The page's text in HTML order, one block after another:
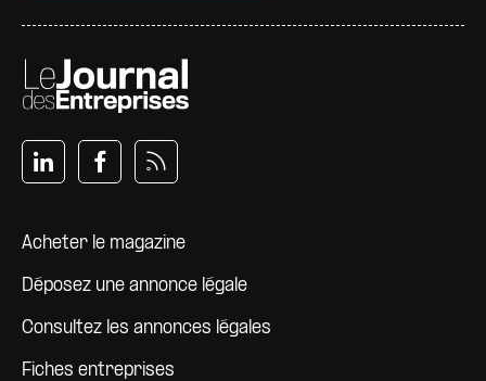
Pied de page
Acheter le magazine
Déposez une annonce légale
Consultez les annonces légales
Fiches entreprises